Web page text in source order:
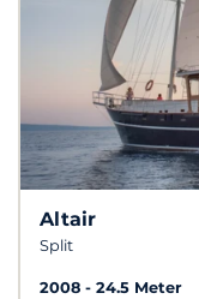
Altair
Split
2008
24.5 Meter